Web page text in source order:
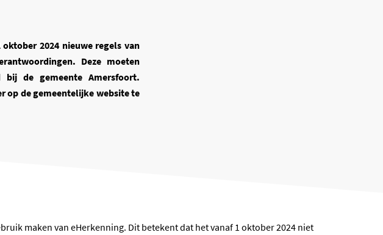
2024 nieuwe regels van
Deze moeten
de gemeente Amersfoort.
op de gemeentelijke website te
maken van eHerkenning. Dit betekent dat het vanaf 1 oktober 2024 niet